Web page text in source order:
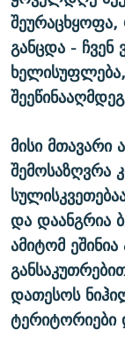
შეურაცხყოფა,
განცდა - ჩვენ
მისი მთავარი
შემოსაზღვრა
და დაანგრია
ამიტომ
დათესოს
ტერიტორიები